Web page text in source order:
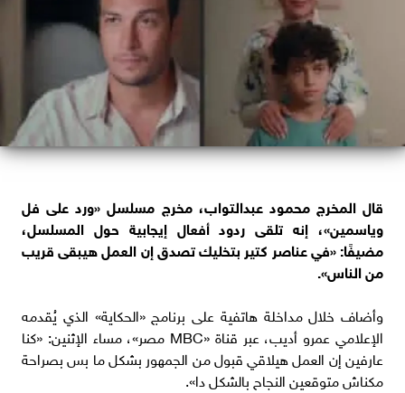
قال المخرج محمود عبدالتواب، مخرج مسلسل «ورد على فل
وياسمين»، إنه تلقى ردود أفعال إيجابية حول المسلسل،
مضيفًا: «في عناصر كتير بتخليك تصدق إن العمل هيبقى قريب
من الناس».
وأضاف خلال مداخلة هاتفية على برنامج «الحكاية» الذي يُقدمه
الإعلامي عمرو أديب، عبر قناة «MBC مصر»، مساء الإثنين: «كنا
عارفين إن العمل هيلاقي قبول من الجمهور بشكل ما بس بصراحة
مكناش متوقعين النجاح بالشكل دا».